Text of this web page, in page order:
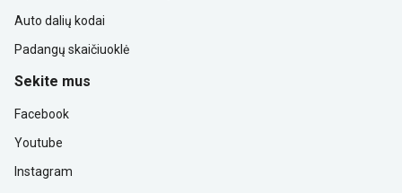
Auto dalių kodai
Padangų skaičiuoklė
Sekite mus
Facebook
Youtube
Instagram